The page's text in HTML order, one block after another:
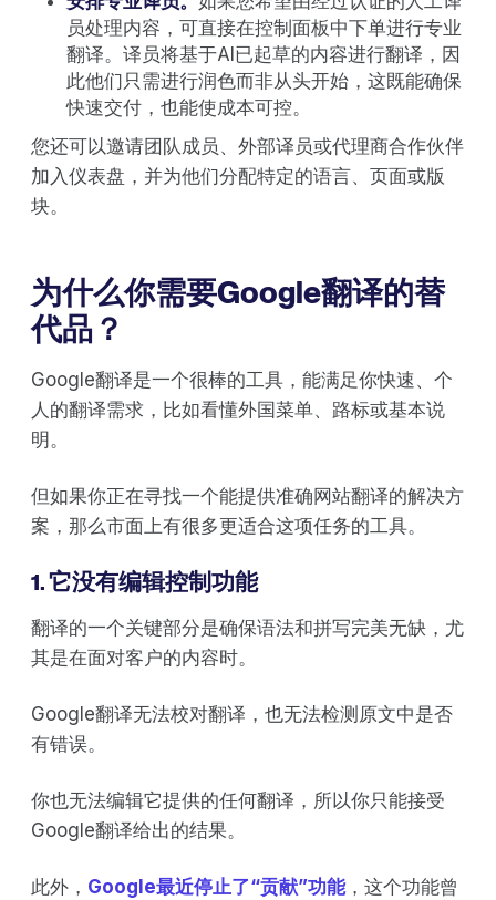
员处理内容，可直接在控制面板中下单进行专业
翻译。译员将基于AI已起草的内容进行翻译，因
此他们只需进行润色而非从头开始，这既能确保
快速交付，也能使成本可控。
您还可以邀请团队成员、外部译员或代理商合作伙伴
加入仪表盘，并为他们分配特定的语言、页面或版
块。
为什么你需要Google翻译的替
代品？
Google翻译是一个很棒的工具，能满足你快速、个
人的翻译需求，比如看懂外国菜单、路标或基本说
明。
但如果你正在寻找一个能提供准确网站翻译的解决方
案，那么市面上有很多更适合这项任务的工具。
1. 它没有编辑控制功能
翻译的一个关键部分是确保语法和拼写完美无缺，尤
其是在面对客户的内容时。
Google翻译无法校对翻译，也无法检测原文中是否
有错误。
你也无法编辑它提供的任何翻译，所以你只能接受
Google翻译给出的结果。
此外， Google最近停止了“贡献”功能，这个功能曾